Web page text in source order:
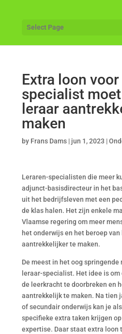
Select Page
Extra loon
specialist
leraar
maken
by Frans Dams| jun 1, 2023 |
Leraren-specialisten die meer
adjunct-basisdirecteur in het
uit het bedrijfsleven met een
de klas halen. Het zijn enkele
Vlaamse regering om meer
het onderwijs en het beroep
aantrekkelijker te maken.
De meest in het oog
leraar-specialist. Het idee is
de leerkracht te doorbreken en
aantrekkelijk te maken. Na tien
of secundair onderwijs kan je
specifieke extra taken krijgen
expertise. Daar staat extra loon